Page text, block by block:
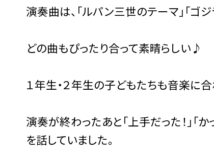
演奏曲は、「ルパン三世のテーマ」「ゴジ
どの曲もぴったり合って素晴らしい♪
１年生・２年生の子どもたちも音楽に
演奏が終わったあと「上手だった！」「
を話していました。